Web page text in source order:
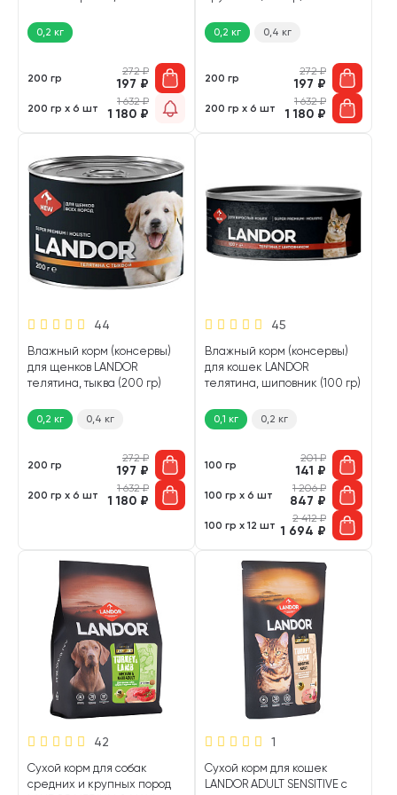
0,2 кг
200 гр
272₽
197 ₽
200 гр х 6 шт
1 632₽
1 180 ₽
0,2 кг 0,4 кг
200 гр
272₽
197 ₽
200 гр х 6 шт
1 632₽
1 180 ₽
44
Влажный корм (консервы)
для щенков LANDOR
телятина, тыква (200 гр)
0,2 кг 0,4 кг
200 гр
272₽
197 ₽
200 гр х 6 шт
1 632₽
1 180 ₽
45
Влажный корм (консервы)
для кошек LANDOR
телятина, шиповник (100 гр)
0,1 кг 0,2 кг
100 гр
201₽
141 ₽
100 гр х 6 шт
1 206₽
847 ₽
100 гр х 12 шт
2 412₽
1 694 ₽
42
Сухой корм для собак
средних и крупных пород
1
Сухой корм для кошек
LANDOR ADULT SENSITIVE с